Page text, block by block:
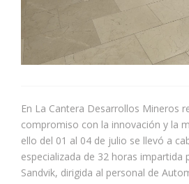
En La Cantera Desarrollos Mineros
compromiso con la innovación y la
ello del 01 al 04 de julio se llevó a
especializada de 32 horas impartida
Sandvik, dirigida al personal de